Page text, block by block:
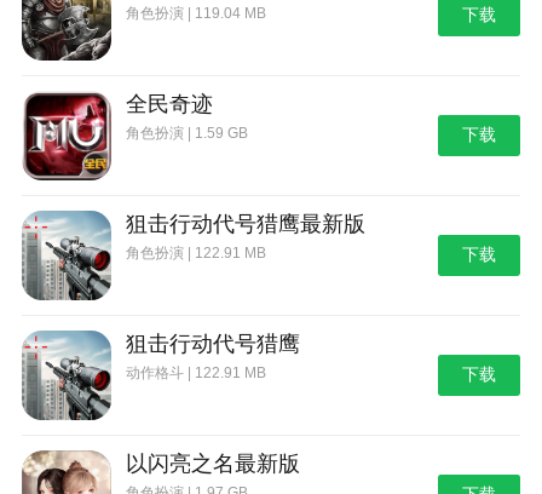
角色扮演 | 119.04 MB 下载
全民奇迹
角色扮演 | 1.59 GB 下载
狙击行动代号猎鹰最新版
角色扮演 | 122.91 MB 下载
狙击行动代号猎鹰
动作格斗 | 122.91 MB 下载
以闪亮之名最新版